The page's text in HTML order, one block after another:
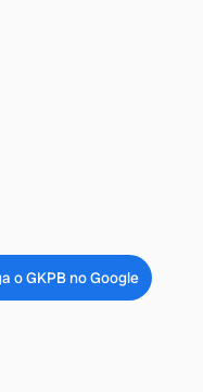
o GKPB no Google